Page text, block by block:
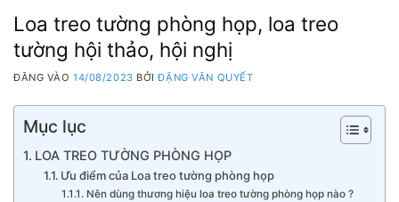
Loa treo tường phòng họp, loa treo
tường hội thảo, hội nghị
ĐĂNG VÀO14/08/2023 BỞIĐẶNG VĂN QUYẾT
Mục lục
LOA TREO TƯỜNG PHÒNG HỌP
Ưu điểm của Loa treo tường phòng họp
Nên dùng thương hiệu loa treo tường phòng họp nào ?